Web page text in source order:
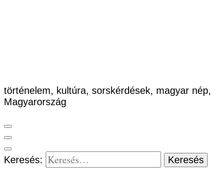
történelem, kultúra, sorskérdések, magyar nép,
Magyarország
Keresés: